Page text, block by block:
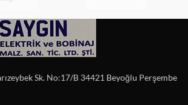
Sk. No:17/B 34421 Beyoğlu Perşembe